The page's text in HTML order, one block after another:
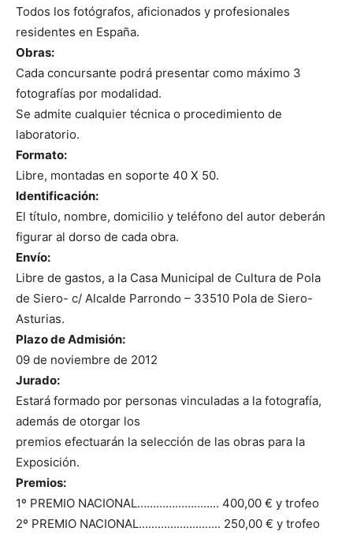
Todos los fotógrafos, aficionados y profesionales
residentes en España.
Obras:
Cada concursante podrá presentar como máximo 3
fotografías por modalidad.
Se admite cualquier técnica o procedimiento de
laboratorio.
Formato:
Libre, montadas en soporte 40 X 50.
Identificación:
El título, nombre, domicilio y teléfono del autor deberán
figurar al dorso de cada obra.
Envío:
Libre de gastos, a la Casa Municipal de Cultura de Pola
de Siero- c/ Alcalde Parrondo – 33510 Pola de Siero-
Asturias.
Plazo de Admisión:
09 de noviembre de 2012
Jurado:
Estará formado por personas vinculadas a la fotografía,
además de otorgar los
premios efectuarán la selección de las obras para la
Exposición.
Premios:
1º PREMIO NACIONAL…………………….. 400,00 € y trofeo
2º PREMIO NACIONAL…………………….. 250,00 € y trofeo